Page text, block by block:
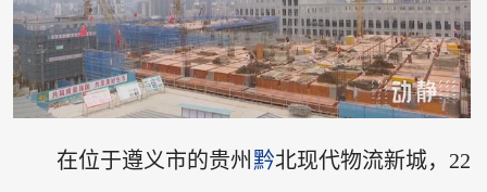
在位于遵义市的贵州 黔北现代物流新城，22